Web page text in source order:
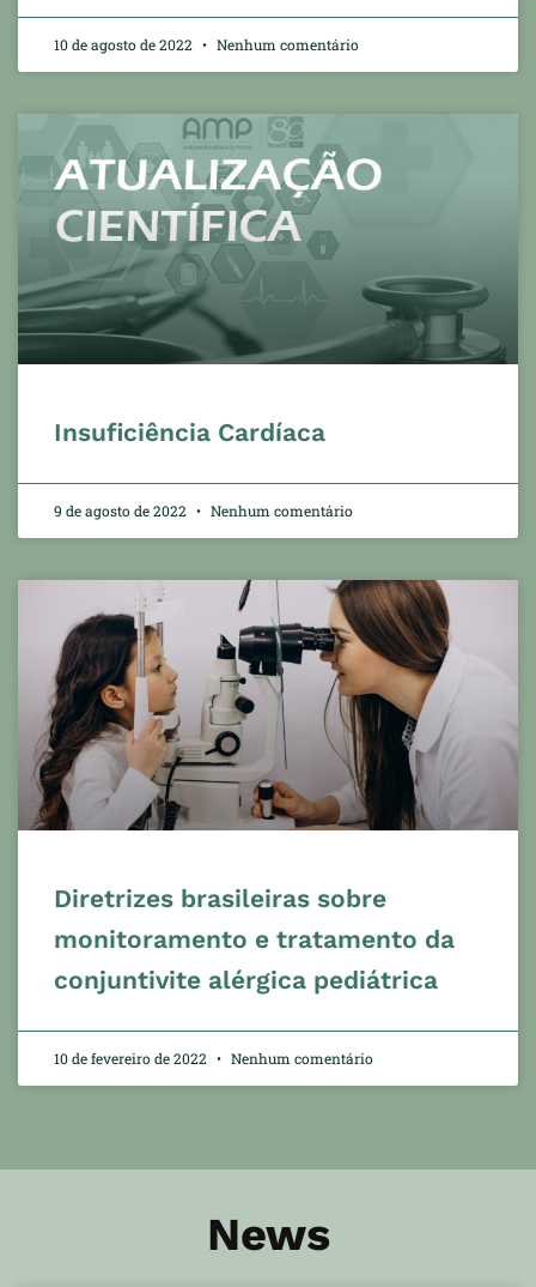
10 de agosto de 2022 Nenhum comentário
Insuficiência Cardíaca
9 de agosto de 2022 Nenhum comentário
Diretrizes brasileiras sobre
monitoramento e tratamento da
conjuntivite alérgica pediátrica
10 de fevereiro de 2022 Nenhum comentário
News